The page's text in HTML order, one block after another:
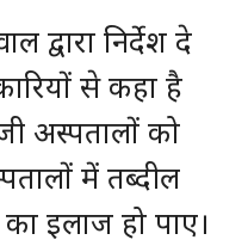
द्वारा निर्देश दे
से कहा है
अस्पतालों को
में तब्दील
इलाज हो पाए।